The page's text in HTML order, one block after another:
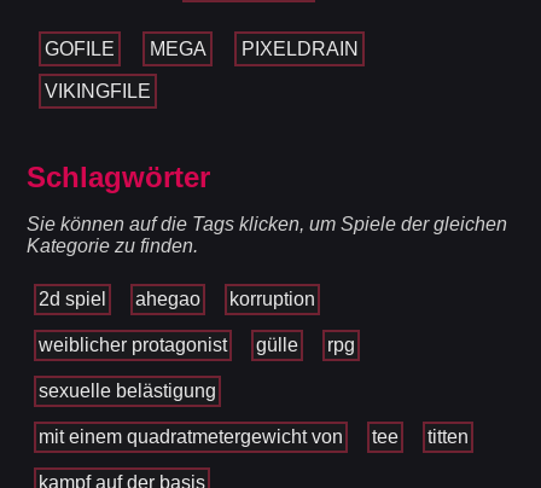
GOFILE MEGA PIXELDRAIN
VIKINGFILE
Schlagwörter
Sie können auf die Tags klicken, um Spiele der gleichen
Kategorie zu finden.
2d spiel ahegao korruption
weiblicher protagonist gülle rpg
sexuelle belästigung
mit einem quadratmetergewicht von tee titten
kampf auf der basis